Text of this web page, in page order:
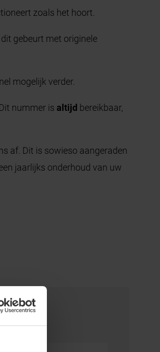
zoals het hoort.
gebeurt met originele
mogelijk verder.
nummer is altijd bereikbaar,
af. Dit is sowieso aangeraden
jaarlijks onderhoud van uw